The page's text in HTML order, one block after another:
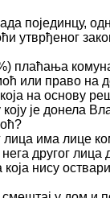
појединцу,
утврђеног
плаћања
или право на
на основу
је донела
има лице
другог
која нису